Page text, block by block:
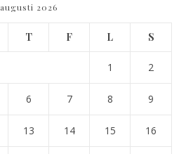
augusti 2026
T F L S
1 2
6 7 8 9
13 14 15 16